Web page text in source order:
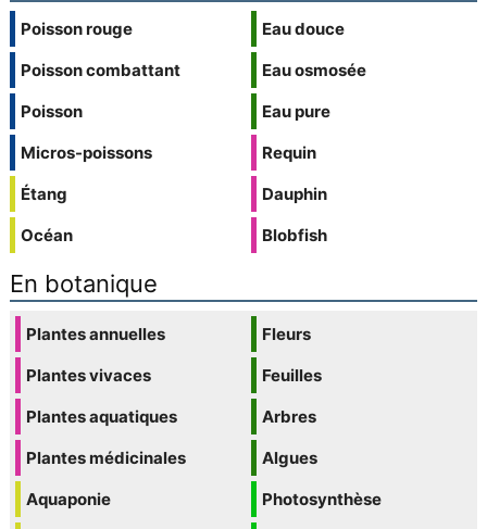
Poisson rouge
Poisson combattant
Poisson
Micros-poissons
Étang
Océan
Eau douce
Eau osmosée
Eau pure
Requin
Dauphin
Blobfish
En botanique
Plantes annuelles
Plantes vivaces
Plantes aquatiques
Plantes médicinales
Aquaponie
Fleurs
Feuilles
Arbres
Algues
Photosynthèse